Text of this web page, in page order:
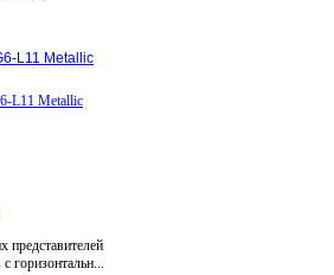
L11 Metallic
представителей
горизонтальн...